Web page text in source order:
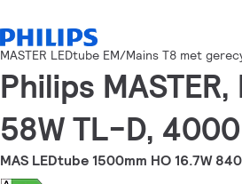
MASTER LEDtube EM/Mains T8 met
Philips
58W TL-D,
MAS LEDtube 1500mm HO 16.7W